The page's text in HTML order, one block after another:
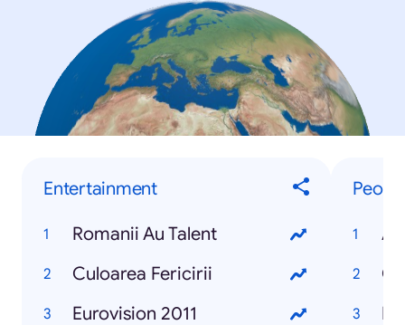
Entertainment
Romanii Au Talent
Culoarea Fericirii
Eurovision 2011